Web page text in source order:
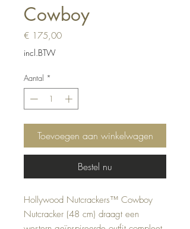
Cowboy
€ 175,00Prijs
incl.BTW
Aantal *
Toevoegen aan winkelwagen
Bestel nu
Hollywood Nutcrackers™ Cowboy
Nutcracker (48 cm) draagt ​​een